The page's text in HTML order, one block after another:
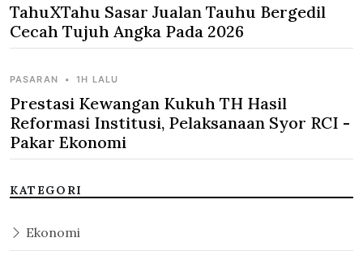
TahuXTahu Sasar Jualan Tauhu Bergedil
Cecah Tujuh Angka Pada 2026
PASARAN • 1H LALU
Prestasi Kewangan Kukuh TH Hasil
Reformasi Institusi, Pelaksanaan Syor RCI -
Pakar Ekonomi
KATEGORI
Ekonomi